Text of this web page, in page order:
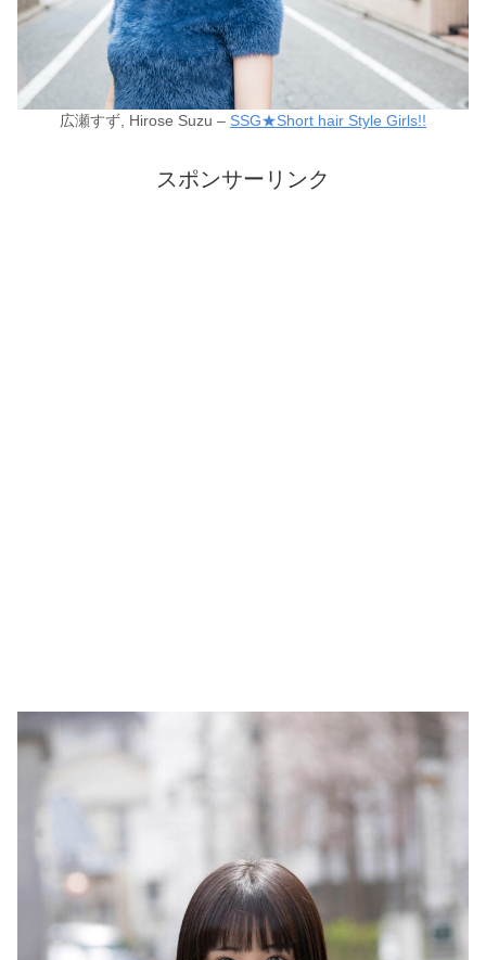
広瀬すず, Hirose Suzu – SSG★Short hair Style Girls!!
スポンサーリンク